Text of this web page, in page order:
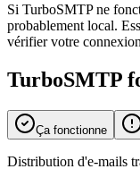
Si TurboSMTP ne
probablement local.
vérifier votre
TurboSMTP
Ça fonctionne
Distribution d'e-mails